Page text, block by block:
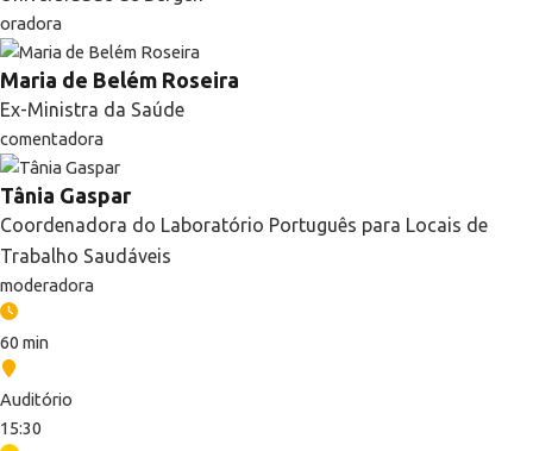
oradora
Maria de Belém Roseira
Ex-Ministra da Saúde
comentadora
Tânia Gaspar
Coordenadora do Laboratório Português para Locais de
Trabalho Saudáveis
moderadora
60 min
Auditório
15:30